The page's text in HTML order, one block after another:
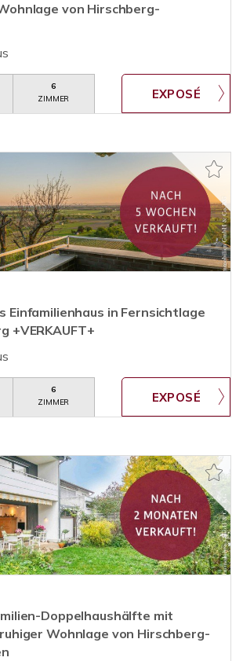
von Hirschberg-
6
ZIMMER
Einfamilienhaus in Fernsichtlage
+VERKAUFT+
6
ZIMMER
Doppelhaushälfte mit
Wohnlage von Hirschberg-